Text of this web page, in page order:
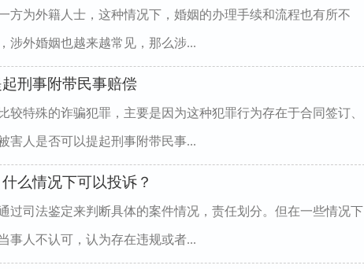
方为外籍人士，这种情况下，婚姻的办理手续和流程也有所不
涉外婚姻也越来越常见，那么涉...
刑事附带民事赔偿
较特殊的诈骗犯罪，主要是因为这种犯罪行为存在于合同签订、
害人是否可以提起刑事附带民事...
么情况下可以投诉？
过司法鉴定来判断具体的案件情况，责任划分。但在一些情况下
事人不认可，认为存在违规或者...